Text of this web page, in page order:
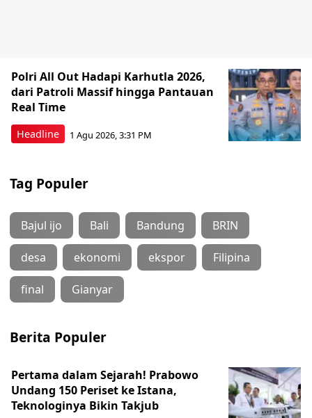
Headline
Polri All Out Hadapi Karhutla 2026,
dari Patroli Massif hingga Pantauan
Real Time
1 Agu 2026, 3:31 PM
Tag Populer
Bajul ijo Bali Bandung BRIN
desa ekonomi ekspor Filipina
final Gianyar
Berita Populer
Pertama dalam Sejarah! Prabowo
Undang 150 Periset ke Istana,
Teknologinya Bikin Takjub